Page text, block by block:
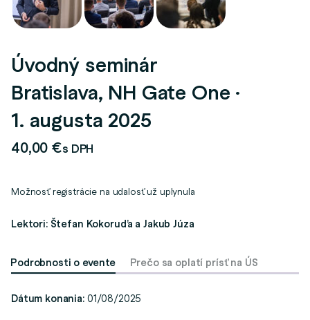
Úvodný seminár
Bratislava, NH Gate One ·
1. augusta 2025
40,00€s DPH
Možnosť registrácie na udalosť už uplynula
Lektori: Štefan Kokoruďa a Jakub Júza
Podrobnosti o evente Prečo sa oplatí prísť na ÚS
Dátum konania: 01/08/2025